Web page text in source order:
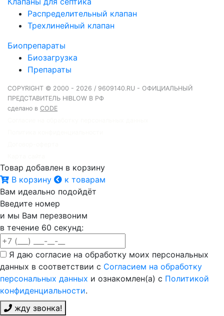
Распределительный клапан
Трехлинейный клапан
Биопрепараты
Биозагрузка
Препараты
COPYRIGHT © 2000 - 2026 / 9609140.RU - ОФИЦИАЛЬНЫЙ
ПРЕДСТАВИТЕЛЬ HIBLOW В РФ
сделано в CODE
Товар добавлен в корзину
В корзину
к товарам
Вам идеально подойдёт
Введите номер
и мы Вам перезвоним
в течение 60 секунд:
Я даю согласие на обработку моих персональных
данных в соответствии с Согласием на обработку
персональных данных и ознакомлен(а) с Политикой
конфиденциальности.
жду звонка!